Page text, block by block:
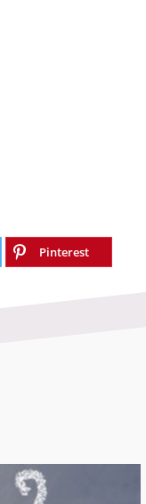
Pinterest
und Geld